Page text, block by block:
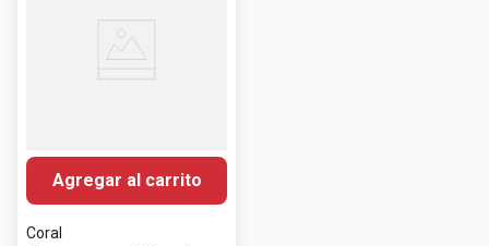
Agregar al carrito
Coral